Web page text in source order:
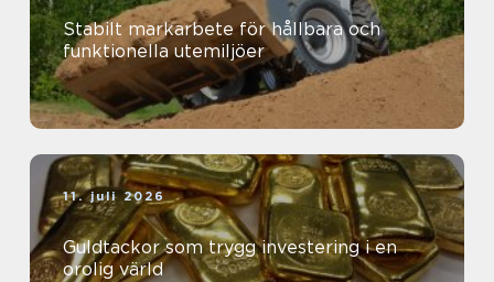
Stabilt markarbete för hållbara och
funktionella utemiljöer
11. juli 2026
Guldtackor som trygg investering i en
orolig värld